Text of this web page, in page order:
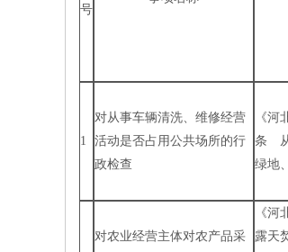
号
1
对从事车辆清洗、维修经营
活动是否占用公共场所的行
政检查
《
条 从
绿地
对农业经营主体对农产品采
《
露天